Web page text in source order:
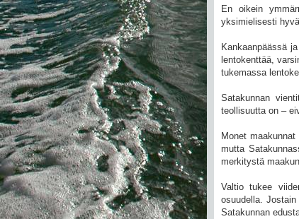
En oikein
yksimielisesti
Kankaanpäässä
lentokenttää,
tukemassa
Satakunnan
teollisuutta on –
Monet
mutta
merkitystä
Valtio tukee
osuudella.
Satakunnan